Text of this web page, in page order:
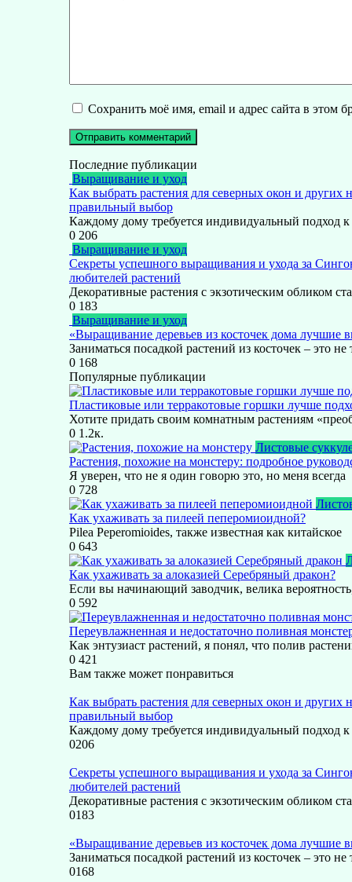
Сохранить моё имя, email и адрес сайта в этом
Последние публикации
Выращивание и уход
Как выбрать растения для северных окон и других
правильный выбор
Каждому дому требуется индивидуальный подход
0 206
Выращивание и уход
Секреты успешного выращивания и ухода за
любителей растений
Декоративные растения с экзотическим обликом
0 183
Выращивание и уход
«Выращивание деревьев из косточек дома лучшие
Заниматься посадкой растений из косточек – это не
0 168
Популярные публикации
Пластиковые или терракотовые горшки лучше
Хотите придать своим комнатным растениям
0 1.2к.
Листовые
Растения, похожие на монстеру: подробное
Я уверен, что не я один говорю это, но меня всегда
0 728
Как ухаживать за пилеей пеперомиоидной?
Pilea Peperomioides, также известная как китайское
0 643
Как ухаживать за алоказией Серебряный дракон?
Если вы начинающий заводчик, велика
0 592
Переувлажненная и недостаточно поливная
Как энтузиаст растений, я понял, что полив
0 421
Вам также может понравиться
Как выбрать растения для северных окон и других
правильный выбор
Каждому дому требуется индивидуальный подход
0206
Секреты успешного выращивания и ухода за
любителей растений
Декоративные растения с экзотическим обликом
0183
«Выращивание деревьев из косточек дома лучшие
Заниматься посадкой растений из косточек – это не
0168